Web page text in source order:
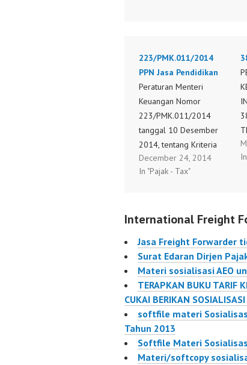
223/PMK.011/2014
PPN Jasa Pendidikan
Peraturan Menteri
Keuangan Nomor
223/PMK.011/2014
tanggal 10 Desember
2014, tentang Kriteria
Jasa Pendidikan yang
Tidak Dikenai Pajak
December 24, 2014
In "Pajak - Tax"
International Freight
Jasa Freight Forwarder
Surat Edaran Dirjen
Materi sosialisasi AEO
TERAPKAN BUKU TARIF
CUKAI BERIKAN
softfile materi
Tahun 2013
Softfile Materi
Materi/softcopy